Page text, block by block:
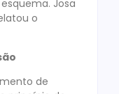
Josa
o
de